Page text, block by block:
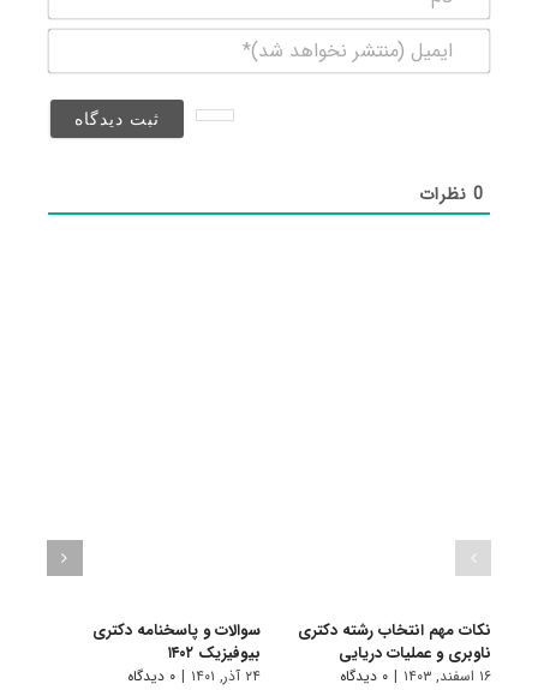
(منتشر
0نظرات
نکات مهم انتخاب رشته دکتری
ناوبری و عملیات دریایی
۱۶ اسفند, ۱۴۰۳ | ۰ دیدگاه
سوالات و پاسخنامه دکتری
بیوفیزیک ۱۴۰۲
۲۴ آذر, ۱۴۰۱ | ۰ دیدگاه